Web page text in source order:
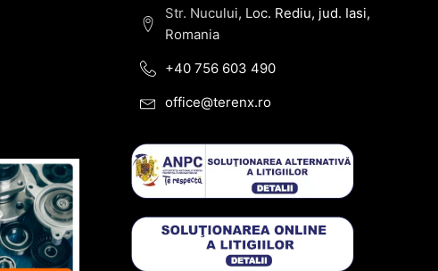
Str. Nucului, Loc. Rediu, jud. Iasi,
Romania
+40 756 603 490
office@terenx.ro